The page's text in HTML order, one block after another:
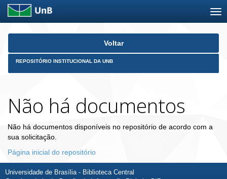
Skip
Voltar
REPOSITÓRIO INSTITUCIONAL DA UNB
Não há documentos
Não há documentos disponíveis no repositório de acordo com a
sua solicitação.
Página inicial do repositório
Universidade de Brasília - Biblioteca Central